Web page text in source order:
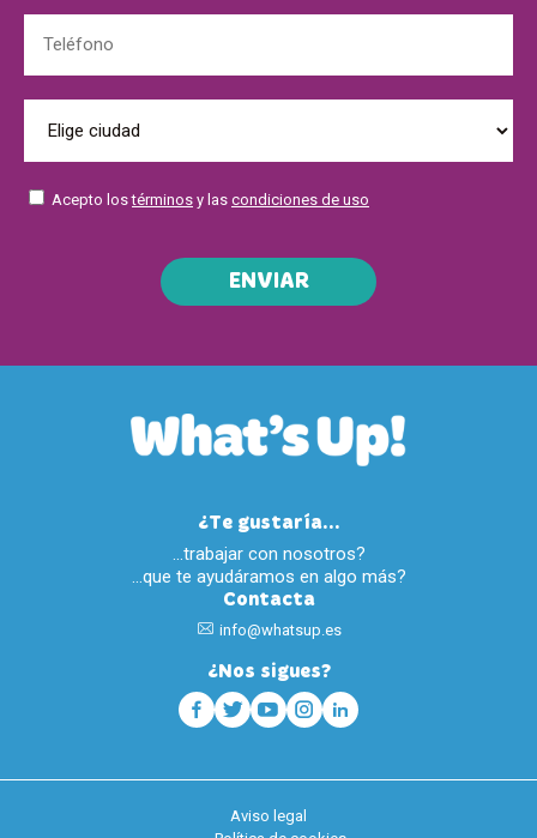
Acepto lostérminos y las condiciones de uso
ENVIAR
¿Te gustaría...
…trabajar con nosotros?
…que te ayudáramos en algo más?
Contacta
info@whatsup.es
¿Nos sigues?
Aviso legal